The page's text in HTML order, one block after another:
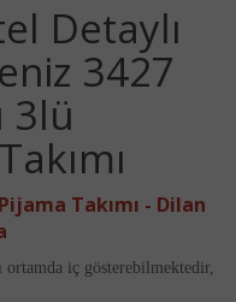
Detaylı
3427
3lü
Takımı - Dilan
ortamda iç gösterebilmektedir,